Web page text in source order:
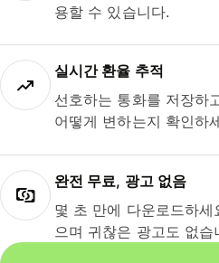
용할 수 있습니다.
실시간 환율 추적
선호하는 통화를 저장하
어떻게 변하는지 확인하
완전 무료, 광고 없음
몇 초 만에 다운로드하
으며 귀찮은 광고도 없습